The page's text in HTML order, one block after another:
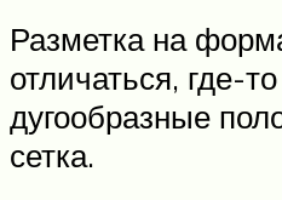
Разметка на
отличаться, где-
дугообразные
сетка.